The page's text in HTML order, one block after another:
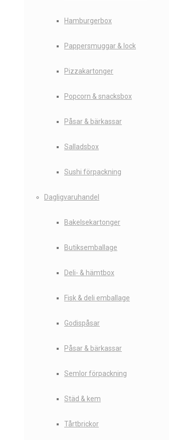
Hamburgerbox
Pappersmuggar & lock
Pizzakartonger
Popcorn & snacksbox
Påsar & bärkassar
Salladsbox
Sushi förpackning
Dagligvaruhandel
Bakelsekartonger
Butiksemballage
Deli- & hämtbox
Fisk & deli emballage
Godispåsar
Påsar & bärkassar
Semlor förpackning
Städ & kem
Tårtbrickor